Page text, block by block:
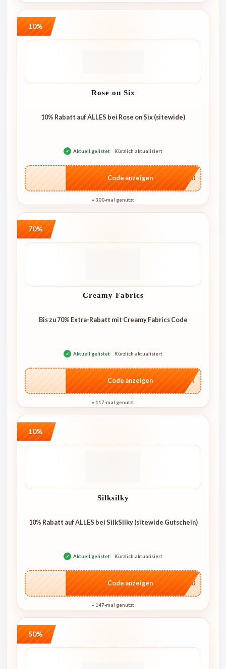
10%
Rose on Six
10% Rabatt auf ALLES bei Rose on Six (sitewide)
✓ Aktuell gelistet Kürzlich aktualisiert
…4U10
Code anzeigen
● 300-mal genutzt
70%
Creamy Fabrics
Bis zu 70% Extra-Rabatt mit Creamy Fabrics Code
✓ Aktuell gelistet Kürzlich aktualisiert
…CRET
Code anzeigen
● 117-mal genutzt
10%
Silksilky
10% Rabatt auf ALLES bei SilkSilky (sitewide Gutschein)
✓ Aktuell gelistet Kürzlich aktualisiert
…NT10
Code anzeigen
● 147-mal genutzt
50%